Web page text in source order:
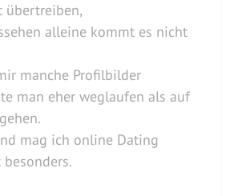
übertreiben,
alleine kommt es nicht
manche Profilbilder
man eher weglaufen als auf
mag ich online Dating